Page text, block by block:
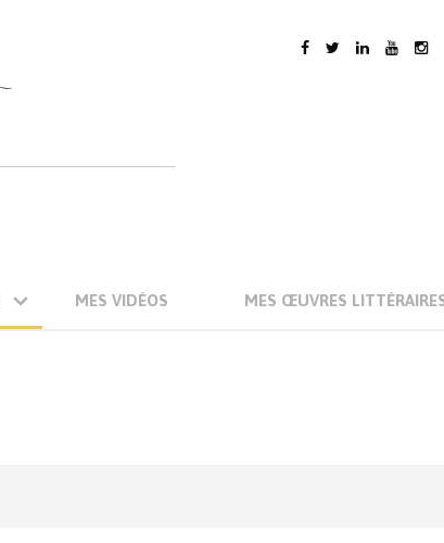
MES VIDÉOS MES ŒUVRES